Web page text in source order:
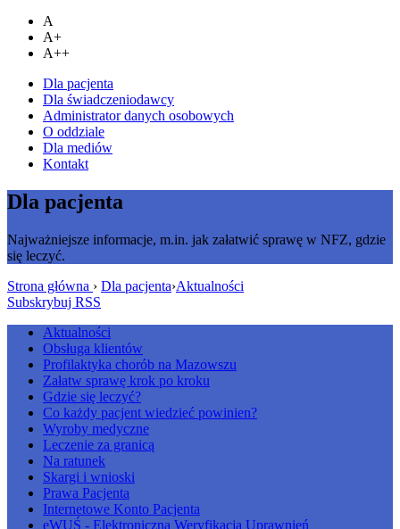
A
A+
A++
Dla pacjenta
Dla świadczeniodawcy
Administrator danych osobowych
O oddziale
Dla mediów
Kontakt
Dla pacjenta
Najważniejsze informacje, m.in. jak załatwić sprawę w NFZ, gdzie
się leczyć.
Strona główna › Dla pacjenta›Aktualności
Subskrybuj RSS
Aktualności
Obsługa klientów
Profilaktyka chorób na Mazowszu
Załatw sprawę krok po kroku
Gdzie się leczyć?
Co każdy pacjent wiedzieć powinien?
Wyroby medyczne
Leczenie za granicą
Na ratunek
Skargi i wnioski
Prawa Pacjenta
Internetowe Konto Pacjenta
eWUŚ - Elektroniczna Weryfikacja Uprawnień